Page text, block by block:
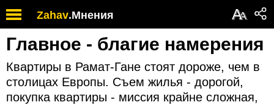
Zahav.Мнения АА
Главное - благие намерения
Квартиры в Рамат-Гане стоят дороже, чем в
столицах Европы. Съем жилья - дорогой,
покупка квартиры - миссия крайне сложная,